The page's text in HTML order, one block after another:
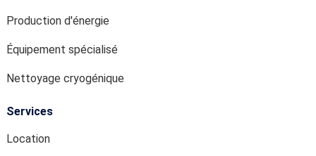
Location
Location-bail
Achat
Equipement d'occasion